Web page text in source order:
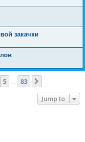
закачки
5 … 83
Jump to